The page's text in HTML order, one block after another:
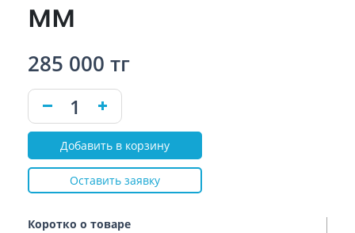
мм
Коротко о товаре
285 000 тг
Добавить в корзину
Оставить заявку